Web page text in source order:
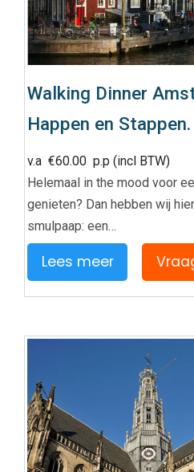
Walking Dinner
Happen en Stappen.
v.a€60.00 p.p (incl BTW)
Helemaal in the mood voor
genieten? Dan hebben wij
smulpaap: een…
Lees meer